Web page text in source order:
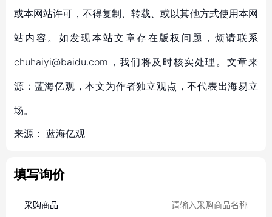
或本网站许可，不得复制、转载、或以其他方式使用本网
站内容。如发现本站文章存在版权问题，烦请联系
chuhaiyi@baidu.com，我们将及时核实处理。文章来
源：蓝海亿观，本文为作者独立观点，不代表出海易立
场。
来源： 蓝海亿观
填写询价